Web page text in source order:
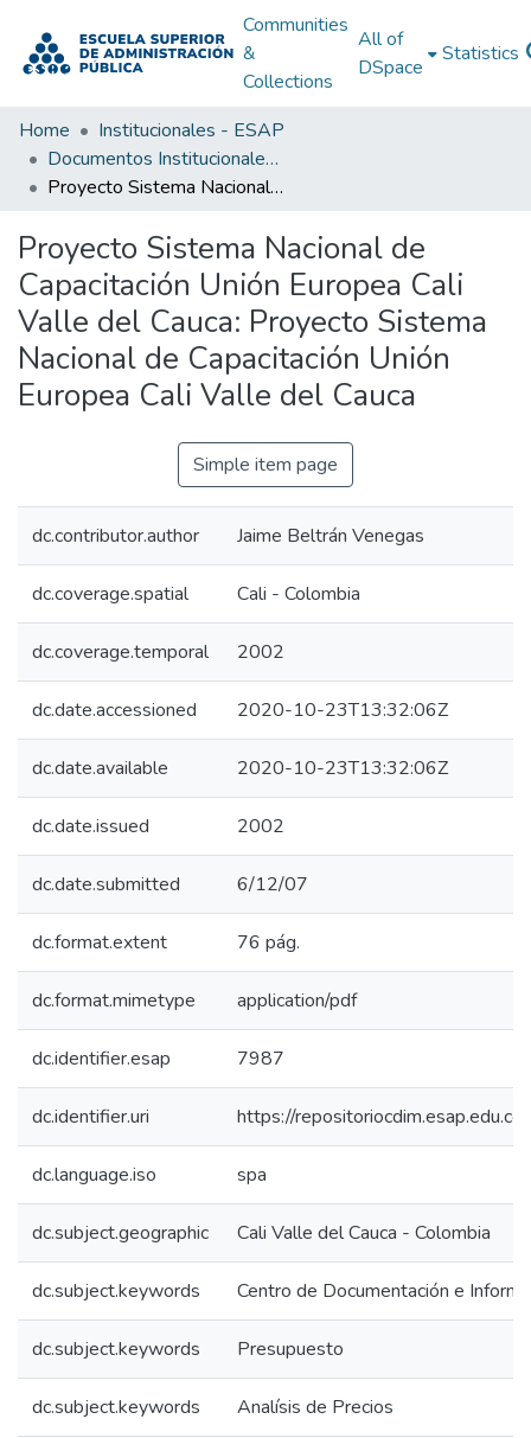
Communities
&
Collections
All of
DSpace
Statistics
Home
Institucionales - ESAP
Documentos Institucionales - ESAP
Proyecto Sistema Nacional de Capacitación Unión Europea Cali Valle del Cauca: Proyecto Sistema Nacional de Capacitación Unión Europea Cali Valle del Cauca
Proyecto Sistema Nacional de
Capacitación Unión Europea Cali
Valle del Cauca: Proyecto Sistema
Nacional de Capacitación Unión
Europea Cali Valle del Cauca
Simple item page
dc.contributor.author Jaime Beltrán Venegas
dc.coverage.spatial Cali - Colombia
dc.coverage.temporal 2002
dc.date.accessioned 2020-10-23T13:32:06Z
dc.date.available 2020-10-23T13:32:06Z
dc.date.issued 2002
dc.date.submitted 6/12/07
dc.format.extent 76 pág.
dc.format.mimetype application/pdf
dc.identifier.esap 7987
dc.identifier.uri https://
dc.language.iso spa
dc.subject.geographic Cali Valle del Cauca - Colombia
dc.subject.keywords Centro de Documentación e
dc.subject.keywords Presupuesto
dc.subject.keywords Analísis de Precios